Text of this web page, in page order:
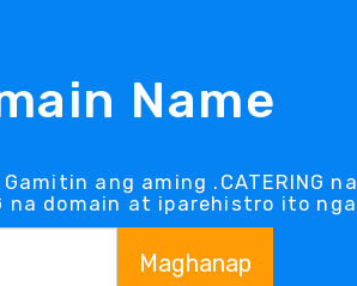
Name
ang aming .CATERING
na domain at iparehistro ito
Maghanap